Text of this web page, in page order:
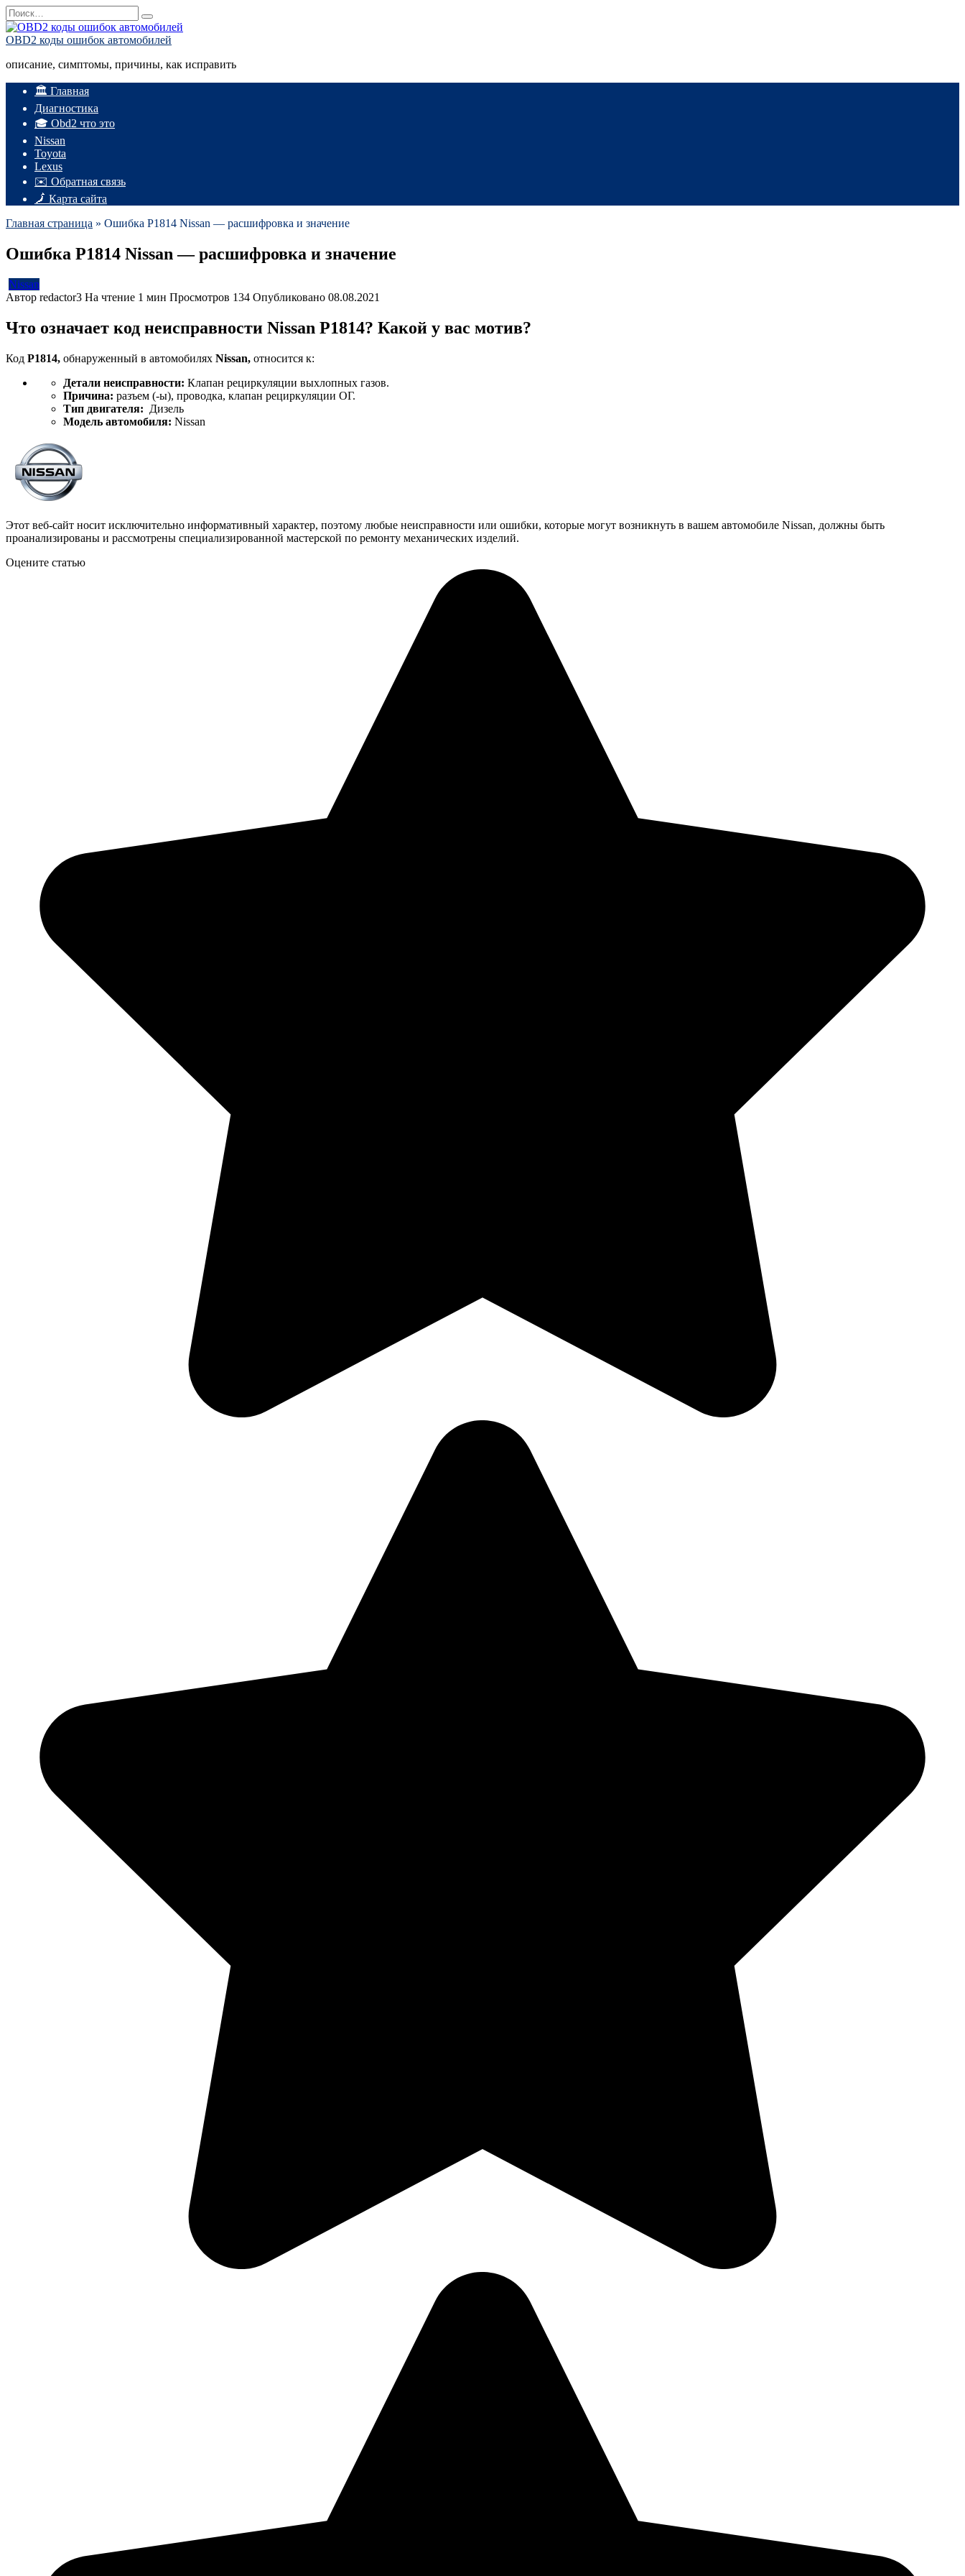
Перейти
к
содержанию
Search
for:
OBD2 коды ошибок автомобилей
описание, симптомы, причины, как исправить
🏛️ Главная
Диагностика
🎓 Obd2 что это
Nissan
Toyota
Lexus
✉️ Обратная связь
🗾 Карта сайта
Главная страница » Ошибка P1814 Nissan — расшифровка и значение
Ошибка P1814 Nissan — расшифровка и значение
Nissan
Автор redactor3 На чтение 1 мин Просмотров 134 Опубликовано 08.08.2021
Что означает код неисправности Nissan P1814? Какой у вас мотив?
Код P1814, обнаруженный в автомобилях Nissan, относится к:
Детали неисправности: Клапан рециркуляции выхлопных газов.
Причина: разъем (-ы), проводка, клапан рециркуляции ОГ.
Тип двигателя: Дизель
Модель автомобиля: Nissan
Этот веб-сайт носит исключительно информативный характер, поэтому любые неисправности или ошибки, которые могут возникнуть в вашем автомобиле Nissan, должны быть
проанализированы и рассмотрены специализированной мастерской по ремонту механических изделий.
Оцените статью